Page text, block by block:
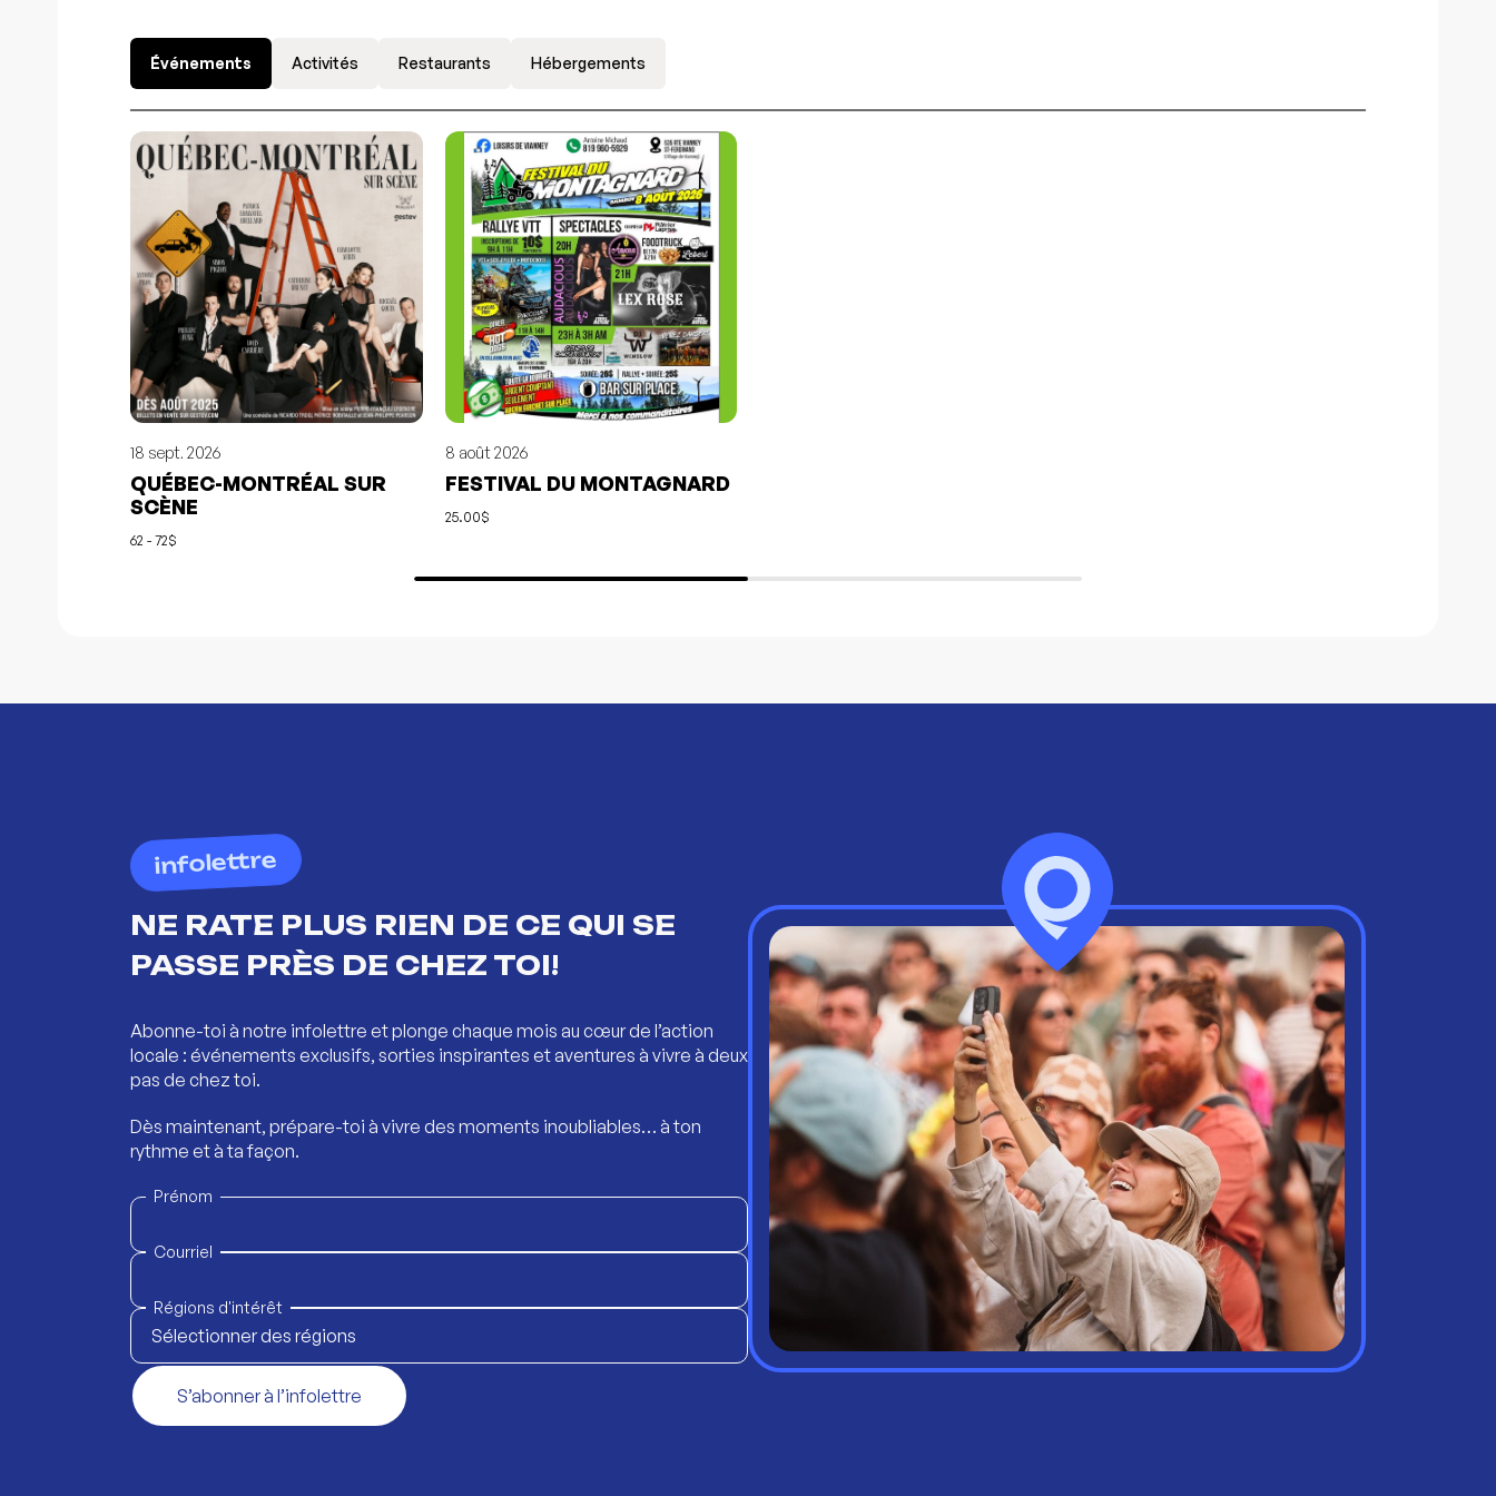
Événements Activités Restaurants Hébergements
18 sept. 2026
QUÉBEC-MONTRÉAL SUR
SCÈNE
62 - 72$
8 août 2026
FESTIVAL DU MONTAGNARD
25.00$
infolettre
NE RATE PLUS RIEN DE CE QUI SE
PASSE PRÈS DE CHEZ TOI!
Abonne-toi à notre infolettre et plonge chaque mois au cœur de l’action
locale : événements exclusifs, sorties inspirantes et aventures à vivre à deux
pas de chez toi.
Dès maintenant, prépare-toi à vivre des moments inoubliables… à ton
rythme et à ta façon.
Prénom
Courriel
Régions d'intérêt
Sélectionner des régions
S’abonner à l’infolettre